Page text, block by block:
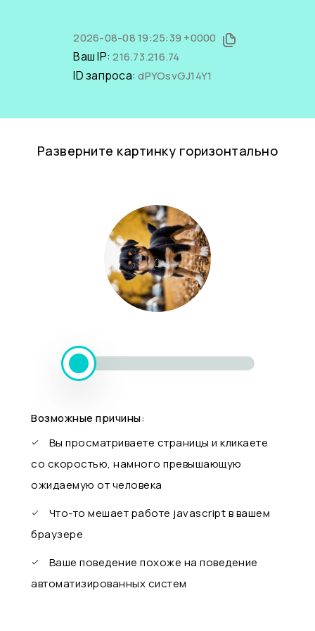
2026-08-08 19:25:39 +0000
Ваш IP:216.73.216.74
ID запроса:dPYOsvGJ14Y1
Разверните картинку горизонтально
Возможные причины:
Вы просматриваете страницы и кликаете
со скоростью, намного превышающую
ожидаемую от человека
Что-то мешает работе javascript в вашем
браузере
Ваше поведение похоже на поведение
автоматизированных систем